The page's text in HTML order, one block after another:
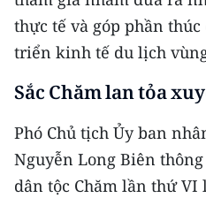
thực tế và góp phần
triển kinh tế du lịch
Sắc Chăm lan tỏa
Phó Chủ tịch Ủy ban
Nguyễn Long Biên
dân tộc Chăm lần thứ